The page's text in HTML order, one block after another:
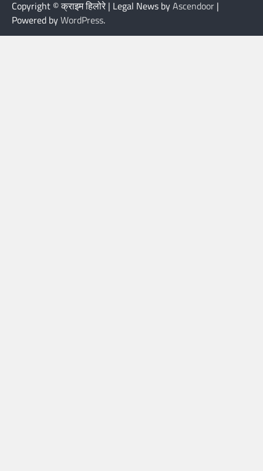
Copyright © क्राइम हिलोरे | Legal News byAscendoor |
Powered byWordPress.